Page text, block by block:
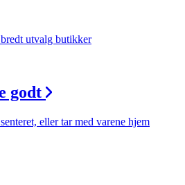
utvalg butikker
godt
eller tar med varene hjem